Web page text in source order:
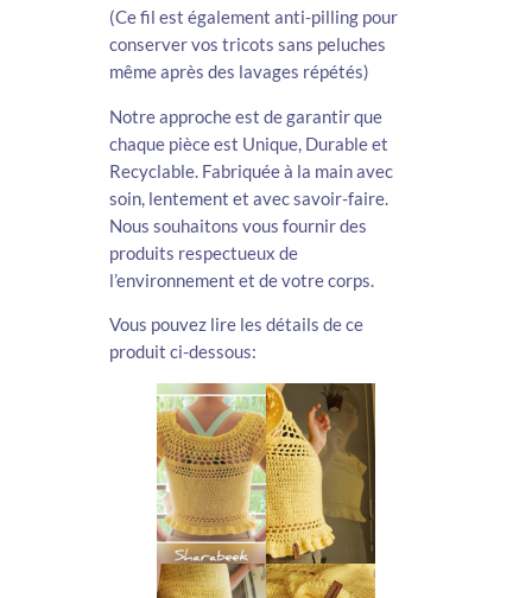
(Ce fil est également anti-pilling pour
conserver vos tricots sans peluches
même après des lavages répétés)
Notre approche est de garantir que
chaque pièce est Unique, Durable et
Recyclable. Fabriquée à la main avec
soin, lentement et avec savoir-faire.
Nous souhaitons vous fournir des
produits respectueux de
l’environnement et de votre corps.
Vous pouvez lire les détails de ce
produit ci-dessous: